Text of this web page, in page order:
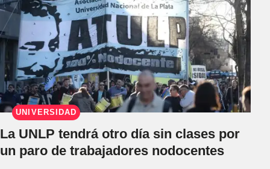
UNIVERSIDAD
La UNLP tendrá otro día sin clases por
un paro de trabajadores nodocentes